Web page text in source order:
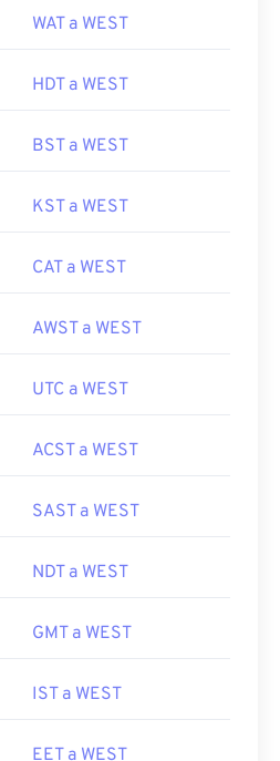
WAT a WEST
HDT a WEST
BST a WEST
KST a WEST
CAT a WEST
AWST a WEST
UTC a WEST
ACST a WEST
SAST a WEST
NDT a WEST
GMT a WEST
IST a WEST
EET a WEST